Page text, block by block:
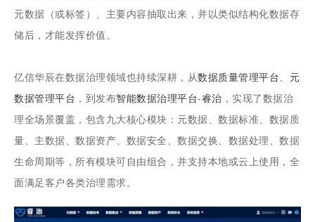
元数据（或标签）、主要内容抽取出来，并以类似结构化数据存
储后，才能发挥价值。
亿信华辰在数据治理领域也持续深耕，从数据质量管理平台
元
数据管理平台 ，到发布智能数据治理平台-睿治 ，实现了数据治
理全场景覆盖，包含九大核心模块：元数据、数据标准、数据质
量、主数据、数据资产、数据安全、数据交换、数据处理、数据
生命周期等，所有模块可自由组合，并支持本地或云上使用，全
面满足客户各类治理需求。